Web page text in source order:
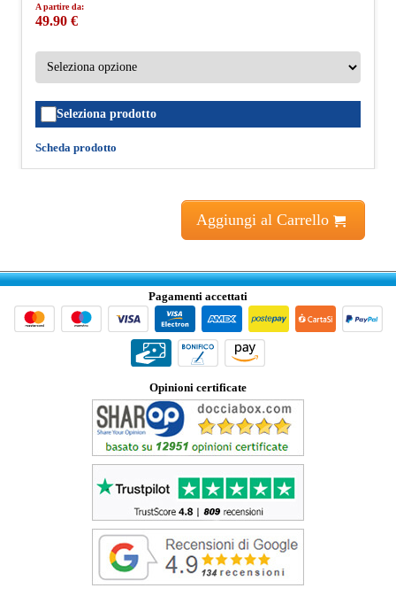
A partire da:
49.90 €
Seleziona prodotto
Scheda prodotto
Aggiungi al Carrello
Pagamenti accettati
Opinioni certificate